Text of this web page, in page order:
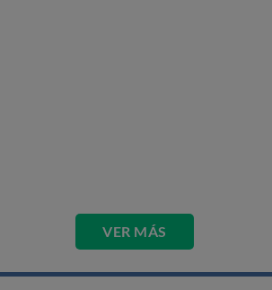
VER MÁS